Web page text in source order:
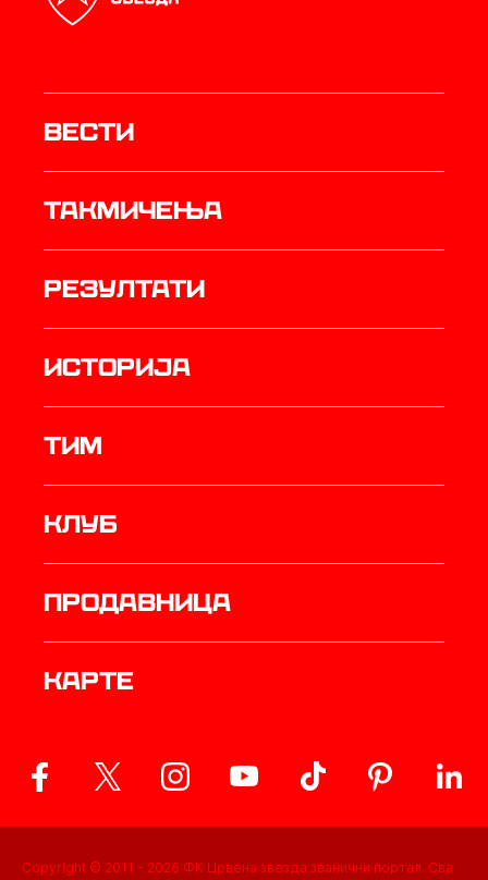
Вести
Такмичења
резултати
историја
ТИМ
Клуб
продавница
Карте
Copyright © 2011 - 2026 ФК Црвена звезда званични портал. Сва